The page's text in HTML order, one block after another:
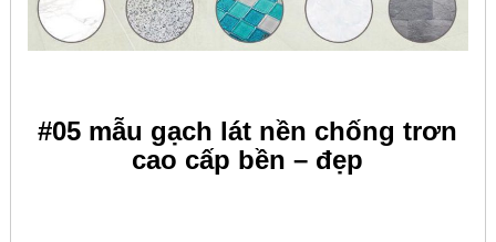
#05 mẫu gạch lát nền chống trơn
cao cấp bền – đẹp